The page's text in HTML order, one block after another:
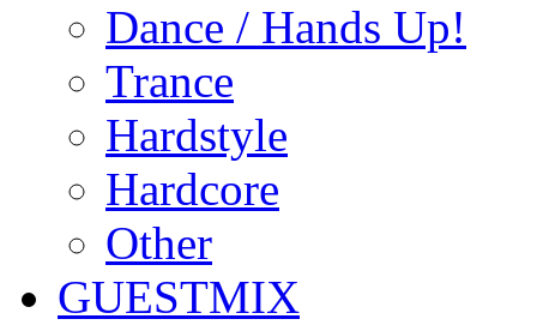
Dance / Hands Up!
Trance
Hardstyle
Hardcore
Other
GUESTMIX